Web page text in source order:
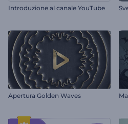
Introduzione al canale YouTube
Apertura Golden Waves